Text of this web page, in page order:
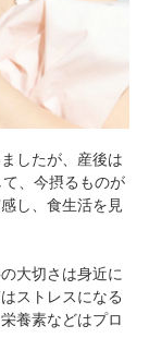
したが、産後は
、今摂るものが
し、食生活を見
大切さは身近に
ストレスになる
養素などはプロ